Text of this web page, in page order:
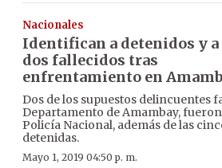
Nacionales
Identifican a detenidos y a
dos fallecidos tras
enfrentamiento en
Dos de los supuestos delincuentes
Departamento de Amambay,
Policía Nacional, además de las
detenidas.
Mayo 1, 2019 04:50 p. m.